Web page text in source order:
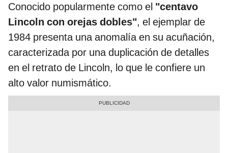
Conocido popularmente como el "centavo
Lincoln con orejas dobles", el ejemplar de
1984 presenta una anomalía en su acuñación,
caracterizada por una duplicación de detalles
en el retrato de Lincoln, lo que le confiere un
alto valor numismático.